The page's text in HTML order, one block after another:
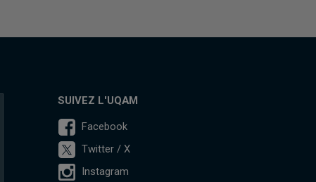
SUIVEZ L'UQAM
Facebook
Twitter / X
Instagram